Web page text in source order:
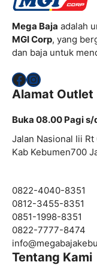
Mega Baja adalah
MGI Corp, yang
dan baja untuk
Facebook
Instagram
Alamat Outlet
Buka 08.00 Pagi s/
Jalan Nasional Iii Rt
Kab Kebumen700
0822-4040-8351
0812-3455-8351
0851-1998-8351
0822-7777-8474
info@
Tentang Kami